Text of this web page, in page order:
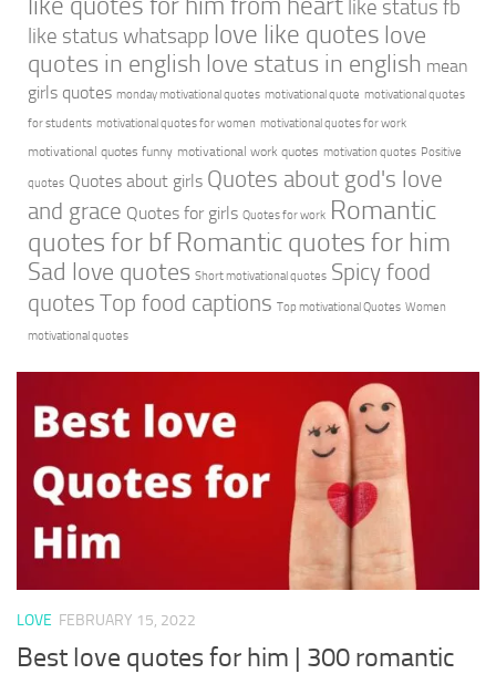
like status fb
like status whatsapp love like quotes love
quotes in english love status in english mean
girls quotes monday motivational quotes motivational quote motivational quotes
for students motivational quotes for women motivational quotes for work
motivational quotes funny motivational work quotes motivation quotes Positive
quotes Quotes about girls Quotes about god's love
and grace Quotes for girls Quotes for work Romantic
quotes for bf Romantic quotes for him
Sad love quotes Short motivational quotes Spicy food
quotes Top food captions Top motivational Quotes Women
motivational quotes
LOVE FEBRUARY 15, 2022
Best love quotes for him | 300 romantic